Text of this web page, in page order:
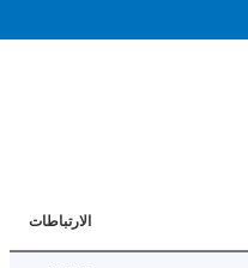
الارتباطات